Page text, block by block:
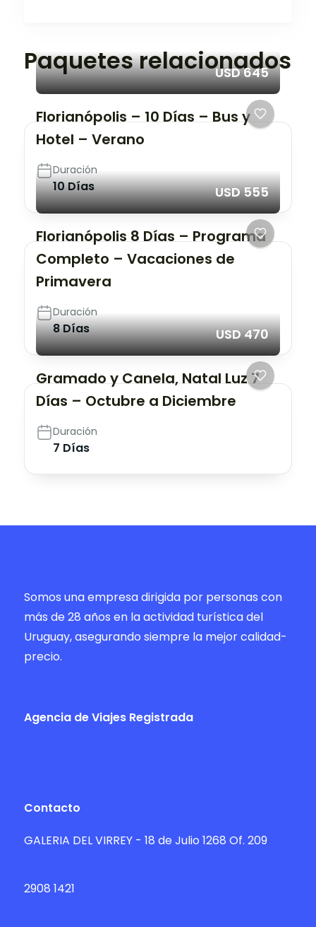
Paquetes relacionados
USD 645
Florianópolis – 10 Días – Bus y
Hotel – Verano
Duración
10 Días USD 555
Florianópolis 8 Días – Programa
Completo – Vacaciones de
Primavera
Duración
8 Días USD 470
Gramado y Canela, Natal Luz 7
Días – Octubre a Diciembre
Duración
7 Días
Somos una empresa dirigida por personas con
más de 28 años en la actividad turística del
Uruguay, asegurando siempre la mejor calidad-
precio.
Agencia de Viajes Registrada
Contacto
GALERIA DEL VIRREY - 18 de Julio 1268 Of. 209
2908 1421